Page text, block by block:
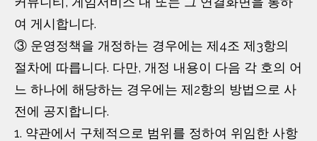
여 게시합니다.
③ 운영정책을 개정하는 경우에는 제4조 제3항의
절차에 따릅니다. 다만, 개정 내용이 다음 각 호의 어
느 하나에 해당하는 경우에는 제2항의 방법으로 사
전에 공지합니다.
1. 약관에서 구체적으로 범위를 정하여 위임한 사항